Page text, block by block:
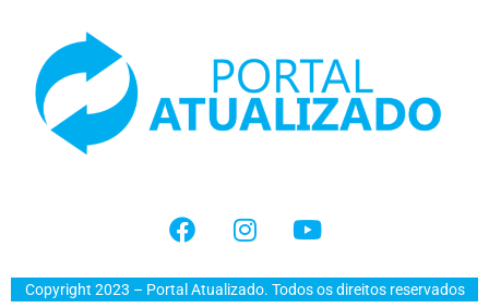
Copyright 2023 – Portal Atualizado. Todos os direitos reservados